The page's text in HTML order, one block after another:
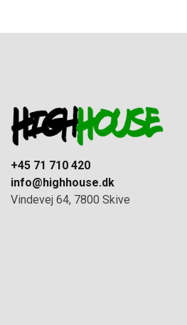
+45 71 710 420
info@highhouse.dk
Vindevej 64, 7800 Skive